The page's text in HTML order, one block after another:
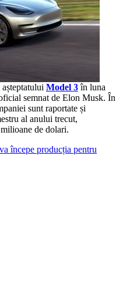
Model 3în luna
semnat de Elon Musk. În
sunt raportate și
al anului trecut,
de dolari.
începe producția pentru